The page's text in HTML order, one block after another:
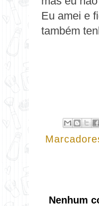
Eu amei e
também
Nenhum